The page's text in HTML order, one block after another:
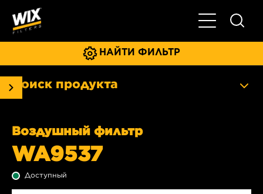
Главное
НАЙТИ ФИЛЬТР
Поиск продукта
Воздушный фильтр
WA9537
Доступный